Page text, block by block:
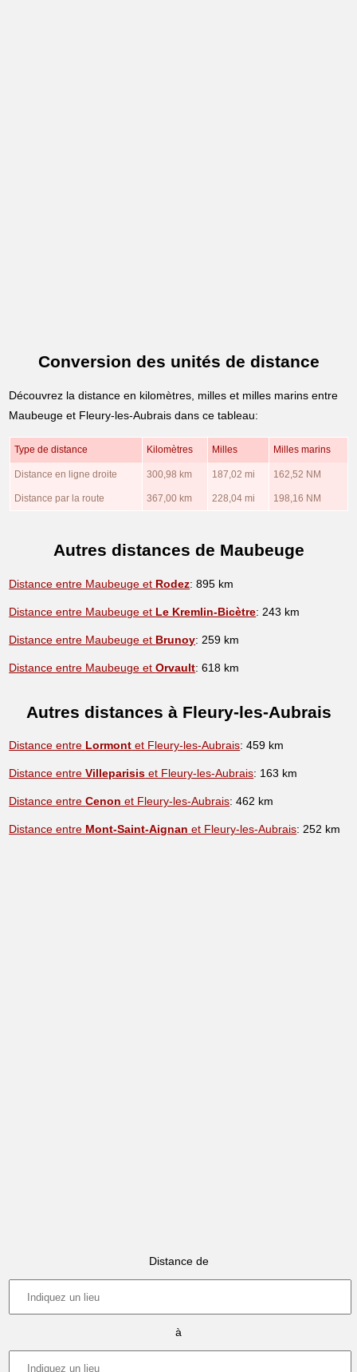
Conversion des unités de distance
Découvrez la distance en kilomètres, milles et milles marins entre
Maubeuge et Fleury-les-Aubrais dans ce tableau:
Type de distance Kilomètres Milles Milles marins
Distance en ligne droite 300,98 km 187,02 mi 162,52 NM
Distance par la route 367,00 km 228,04 mi 198,16 NM
Autres distances de Maubeuge
Distance entre Maubeuge et Rodez: 895 km
Distance entre Maubeuge et Le Kremlin-Bicètre: 243 km
Distance entre Maubeuge et Brunoy: 259 km
Distance entre Maubeuge etOrvault: 618 km
Autres distances à Fleury-les-Aubrais
Distance entre Lormont et Fleury-les-Aubrais: 459 km
Distance entreVilleparisis et Fleury-les-Aubrais: 163 km
Distance entreCenon et Fleury-les-Aubrais: 462 km
Distance entre Mont-Saint-Aignan et Fleury-les-Aubrais: 252 km
Distance de
à